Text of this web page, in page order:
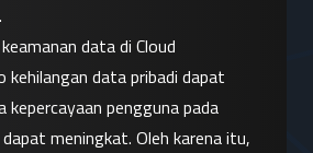
data di Cloud
kehilangan data pribadi dapat
kepercayaan pengguna pada
meningkat. Oleh karena itu,